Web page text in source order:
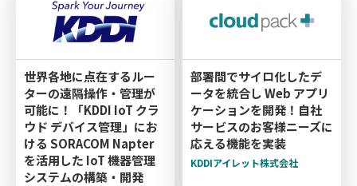
世界各地に点在するルー
ターの遠隔操作・管理が
可能に！「KDDI IoT クラ
ウド デバイス管理」にお
ける SORACOM Napter
を活用した IoT 機器管理
システムの構築・開発
部署間でサイロ化したデ
ータを統合し Web アプリ
ケーションを開発！自社
サービスのお客様ニーズに
応える機能を実装
KDDIアイレット株式会社